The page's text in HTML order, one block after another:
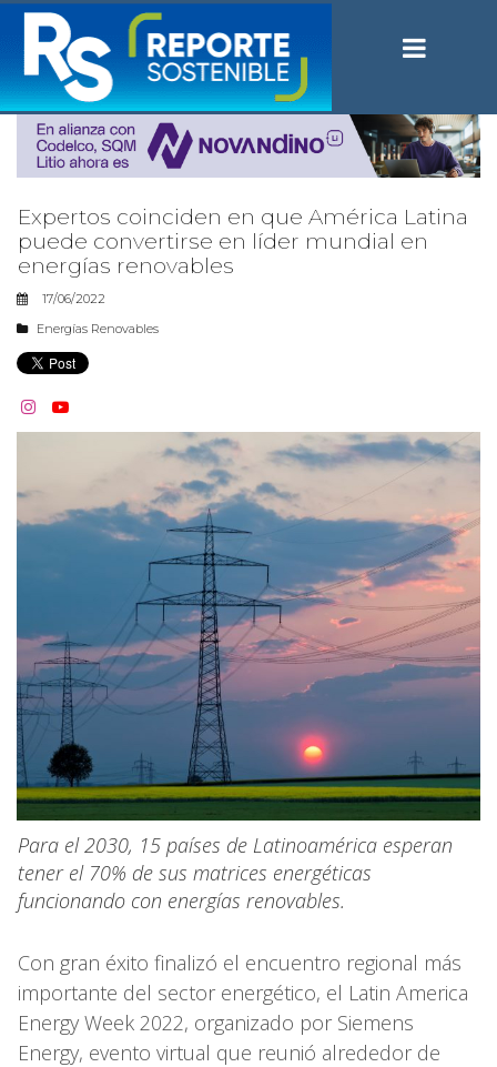
Expertos coinciden en que América Latina
puede convertirse en líder mundial en
energías renovables
17/06/2022
Energías Renovables
 
Para el 2030, 15 países de Latinoamérica esperan
tener el 70% de sus matrices energéticas
funcionando con energías renovables.
Con gran éxito finalizó el encuentro regional más
importante del sector energético, el Latin America
Energy Week 2022, organizado por Siemens
Energy, evento virtual que reunió alrededor de